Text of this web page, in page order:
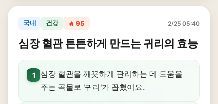
국내 건강 🔥 95 2/25 05:40
심장 혈관 튼튼하게 만드는 귀리의 효능
1
심장 혈관을 깨끗하게 관리하는 데 도움을
주는 곡물로 '귀리'가 꼽혔어요.